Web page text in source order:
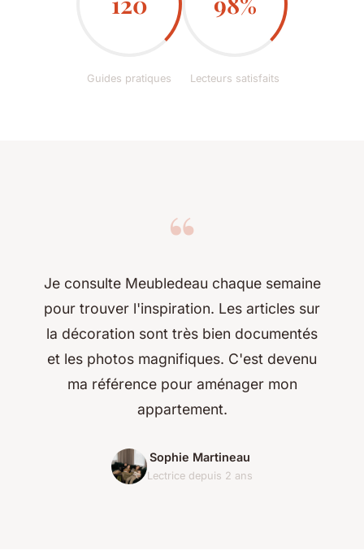
Guides pratiques Lecteurs satisfaits
“
Je consulte Meubledeau chaque semaine
pour trouver l'inspiration. Les articles sur
la décoration sont très bien documentés
et les photos magnifiques. C'est devenu
ma référence pour aménager mon
appartement.
Sophie Martineau
Lectrice depuis 2 ans